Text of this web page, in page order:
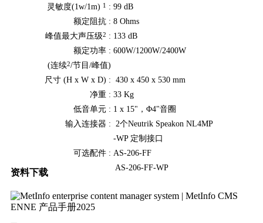
灵敏度(1w/1m) 1 : 99 dB
额定阻抗 : 8 Ohms
峰值最大声压级2 : 133 dB
额定功率 : 600W/1200W/2400W
(连续2/节目/峰值)
尺寸 (H x W x D) : 430 x 450 x 530 mm
净重 : 33 Kg
低音单元 : 1 x 15"，Φ4"音圈
输入连接器 : 2个Neutrik Speakon NL4MP
-WP 定制接口
可选配件 : AS-206-FF
AS-206-FF-WP
资料下载
ENNE 产品手册2025